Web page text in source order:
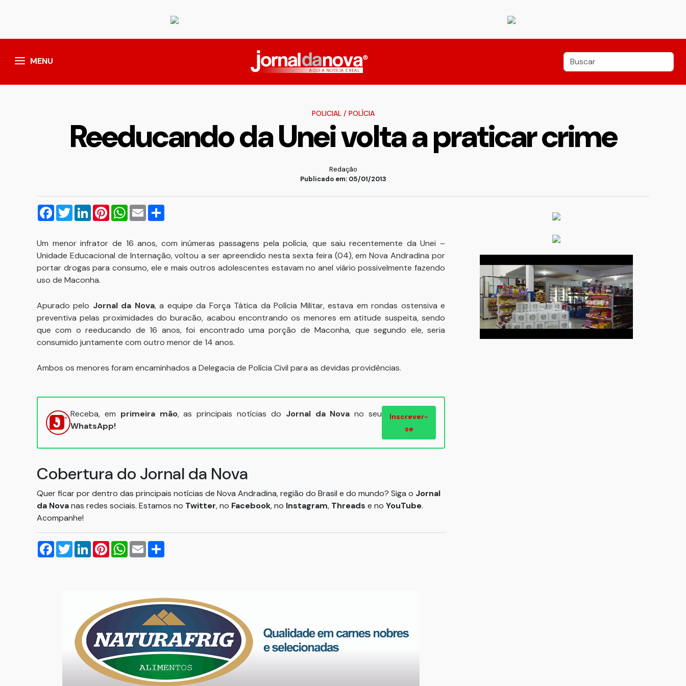
MENU
POLICIAL/ POLÍCIA
Reeducando da Unei volta a praticar crime
Redação
Publicado em: 05/01/2013
Facebook
TwitterLinkedInPinterestWhatsApp
Email
Um menor infrator de 16 anos, com inúmeras passagens pela polícia, que saiu recentemente da Unei –
Unidade Educacional de Internação, voltou a ser apreendido nesta sexta feira (04), em Nova Andradina por
portar drogas para consumo, ele e mais outros adolescentes estavam no anel viário possivelmente fazendo
uso de Maconha.
Apurado pelo Jornal da Nova, a equipe da Força Tática da Polícia Militar, estava em rondas ostensiva e
preventiva pelas proximidades do buracão, acabou encontrando os menores em atitude suspeita, sendo
que com o reeducando de 16 anos, foi encontrado uma porção de Maconha, que segundo ele, seria
consumido juntamente com outro menor de 14 anos.
Ambos os menores foram encaminhados a Delegacia de Polícia Civil para as devidas providências.
Receba, em primeira mão, as principais notícias do Jornal da Nova no seu
WhatsApp!
Inscrever-
se
Cobertura do Jornal da Nova
Quer ficar por dentro das principais notícias de Nova Andradina, região do Brasil e do mundo? Siga o Jornal
da Novanas redes sociais. Estamos no Twitter, no Facebook, no Instagram, Threads e no YouTube.
Acompanhe!
Facebook
TwitterLinkedInPinterestWhatsApp
Email